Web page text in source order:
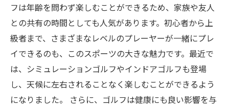
フは年齢を問わず楽しむことができるため、家族や友人
との共有の時間としても人気があります。初心者から上
級者まで、さまざまなレベルのプレーヤーが一緒にプレ
イできるのも、このスポーツの大きな魅力です。最近で
は、シミュレーションゴルフやインドアゴルフも登場
し、天候に左右されることなく楽しむことができるよう
になりました。 さらに、ゴルフは健康にも良い影響を与